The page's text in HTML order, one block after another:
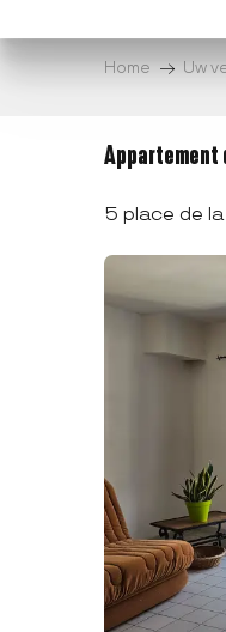
au
Home Uw
Appartement
5 place de